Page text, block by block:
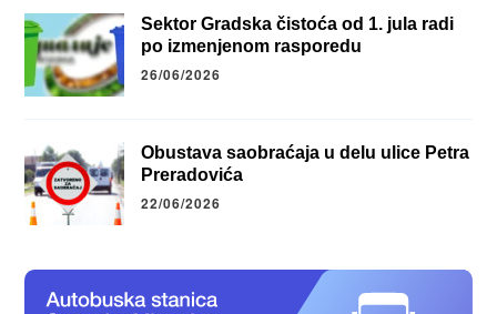
Sektor Gradska čistoća od 1. jula radi
po izmenjenom rasporedu
26/06/2026
Obustava saobraćaja u delu ulice Petra
Preradovića
22/06/2026